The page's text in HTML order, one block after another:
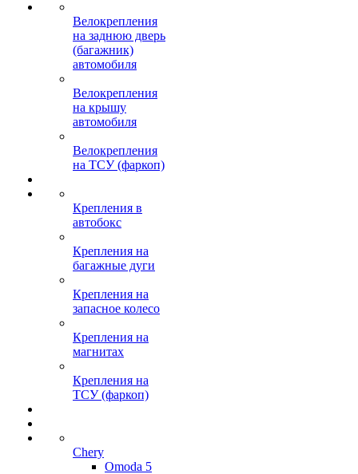
Велокрепления
на заднюю дверь
(багажник)
автомобиля
Велокрепления
на крышу
автомобиля
Велокрепления
на ТСУ (фаркоп)
Крепления в
автобокс
Крепления на
багажные дуги
Крепления на
запасное колесо
Крепления на
магнитах
Крепления на
ТСУ (фаркоп)
Chery
Omoda 5